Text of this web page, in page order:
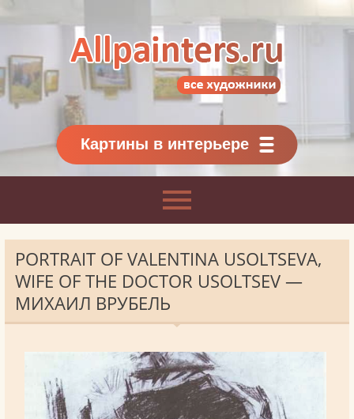
Картины классиков
и современников
Картины в интерьере
PORTRAIT OF VALENTINA USOLTSEVA,
WIFE OF THE DOCTOR USOLTSEV —
МИХАИЛ ВРУБЕЛЬ